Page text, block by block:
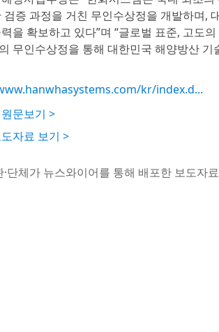
검증 과정을 거친 무인수상정을 개발하며,
을 확보하고 있다”며 “글로벌 표준, 고도
무인수상정을 통해 대한민국 해양방산
kr/index.d...
문보기 >
자료 보기 >
·단체가 뉴스와이어를 통해 배포한 보도자